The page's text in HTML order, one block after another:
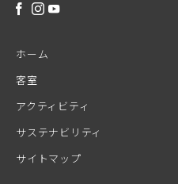
FACEBOOK
INSTAGRAM
ホーム
客室
アクティビティ
サステナビリティ
サイトマップ